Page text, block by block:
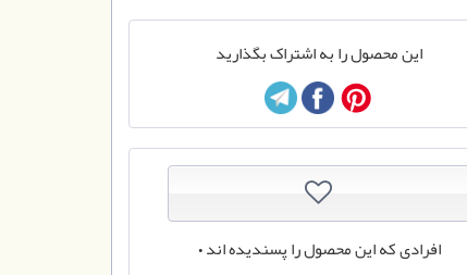
این محصول را به اشتراک بگذارید
0 افرادی که این محصول را پسندیده اند